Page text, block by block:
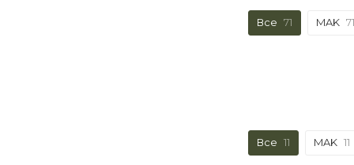
Все 71 MAK 71
Все 11 MAK 11